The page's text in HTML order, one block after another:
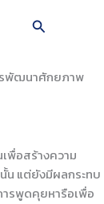
Search
พัฒนาศักยภาพ
พื่อสร้างความ
น แต่ยังมีผลกระทบ
ารพูดคุยหารือเพื่อ